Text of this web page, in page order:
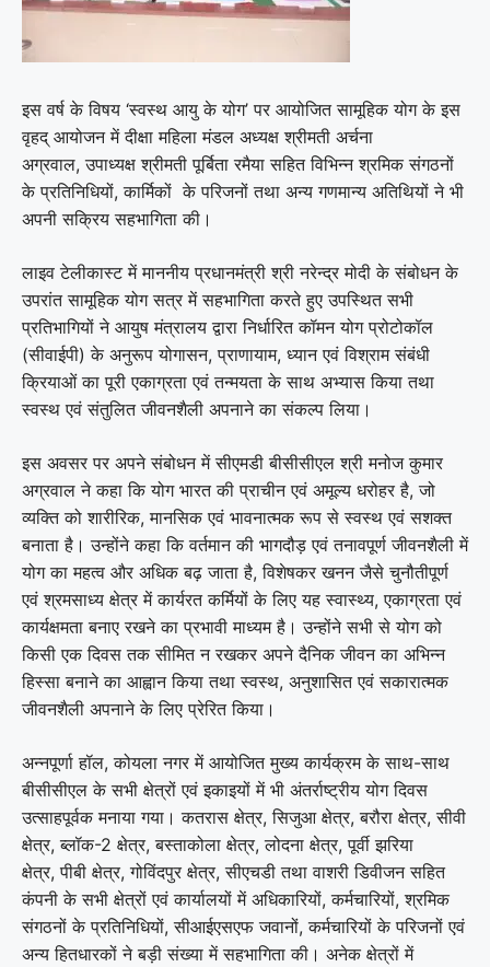
इस वर्ष के विषय ‘स्वस्थ आयु के योग’ पर आयोजित सामूहिक योग के इस
वृहद् आयोजन में दीक्षा महिला मंडल अध्यक्ष श्रीमती अर्चना
अग्रवाल, उपाध्यक्ष श्रीमती पूर्बिता रमैया सहित विभिन्न श्रमिक संगठनों
के प्रतिनिधियों, कार्मिकों के परिजनों तथा अन्य गणमान्य अतिथियों ने भी
अपनी सक्रिय सहभागिता की।
लाइव टेलीकास्ट में माननीय प्रधानमंत्री श्री नरेन्द्र मोदी के संबोधन के
उपरांत सामूहिक योग सत्र में सहभागिता करते हुए उपस्थित सभी
प्रतिभागियों ने आयुष मंत्रालय द्वारा निर्धारित कॉमन योग प्रोटोकॉल
(सीवाईपी) के अनुरूप योगासन, प्राणायाम, ध्यान एवं विश्राम संबंधी
क्रियाओं का पूरी एकाग्रता एवं तन्मयता के साथ अभ्यास किया तथा
स्वस्थ एवं संतुलित जीवनशैली अपनाने का संकल्प लिया।
इस अवसर पर अपने संबोधन में सीएमडी बीसीसीएल श्री मनोज कुमार
अग्रवाल ने कहा कि योग भारत की प्राचीन एवं अमूल्य धरोहर है, जो
व्यक्ति को शारीरिक, मानसिक एवं भावनात्मक रूप से स्वस्थ एवं सशक्त
बनाता है। उन्होंने कहा कि वर्तमान की भागदौड़ एवं तनावपूर्ण जीवनशैली में
योग का महत्व और अधिक बढ़ जाता है, विशेषकर खनन जैसे चुनौतीपूर्ण
एवं श्रमसाध्य क्षेत्र में कार्यरत कर्मियों के लिए यह स्वास्थ्य, एकाग्रता एवं
कार्यक्षमता बनाए रखने का प्रभावी माध्यम है। उन्होंने सभी से योग को
किसी एक दिवस तक सीमित न रखकर अपने दैनिक जीवन का अभिन्न
हिस्सा बनाने का आह्वान किया तथा स्वस्थ, अनुशासित एवं सकारात्मक
जीवनशैली अपनाने के लिए प्रेरित किया।
अन्नपूर्णा हॉल, कोयला नगर में आयोजित मुख्य कार्यक्रम के साथ-साथ
बीसीसीएल के सभी क्षेत्रों एवं इकाइयों में भी अंतर्राष्ट्रीय योग दिवस
उत्साहपूर्वक मनाया गया। कतरास क्षेत्र, सिजुआ क्षेत्र, बरौरा क्षेत्र, सीवी
क्षेत्र, ब्लॉक-2 क्षेत्र, बस्ताकोला क्षेत्र, लोदना क्षेत्र, पूर्वी झरिया
क्षेत्र, पीबी क्षेत्र, गोविंदपुर क्षेत्र, सीएचडी तथा वाशरी डिवीजन सहित
कंपनी के सभी क्षेत्रों एवं कार्यालयों में अधिकारियों, कर्मचारियों, श्रमिक
संगठनों के प्रतिनिधियों, सीआईएसएफ जवानों, कर्मचारियों के परिजनों एवं
अन्य हितधारकों ने बड़ी संख्या में सहभागिता की। अनेक क्षेत्रों में